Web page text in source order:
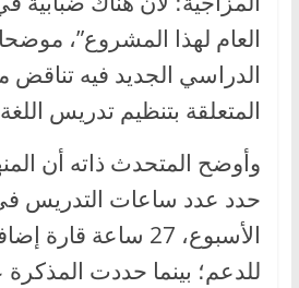
العام لهذا المشروع”،
الدراسي الجديد فيه تناقض
المتعلقة بتنظيم تدريس اللغة
وأوضح المتحدث ذاته أن
للدعم؛ بينما حددت